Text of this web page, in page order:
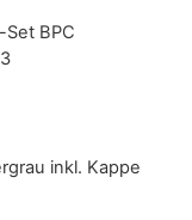
BPC
inkl. Kappe